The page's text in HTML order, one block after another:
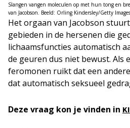
Slangen vangen moleculen op met hun tong en
van Jacobson. Beeld: Orling Kindersley/Getty
Het orgaan van Jacobson
gebieden in de hersenen die
lichaamsfuncties automatisch
de geuren dus niet bewust. Als
feromonen ruikt dat een
dat automatisch seksueel
Deze vraag kon je vinden in